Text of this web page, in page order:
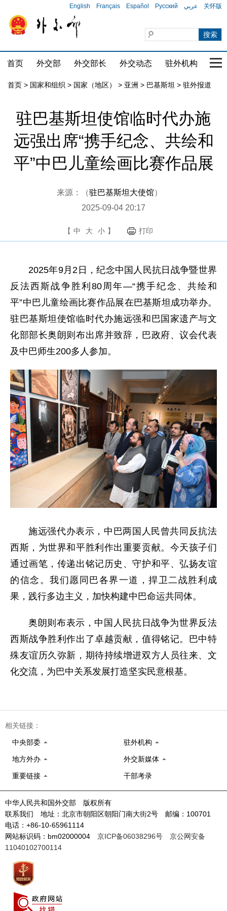
English Français Español Русский عربي 关怀版
首页 外交部 外交部长 外交动态 驻外机构 国
首页 > 国家和组织 > 国家（地区） > 亚洲 > 巴基斯坦 > 驻外报道
驻巴基斯坦使馆临时代办施
远强出席“携手纪念、共绘和
平”中巴儿童绘画比赛作品展
来源：（驻巴基斯坦大使馆）
2025-09-04 20:17
【 中 大 小 】 打印
2025年9月2日，纪念中国人民抗日战争暨世界
反法西斯战争胜利80周年—“携手纪念、共绘和
平”中巴儿童绘画比赛作品展在巴基斯坦成功举办。
驻巴基斯坦使馆临时代办施远强和巴国家遗产与文
化部部长奥朗则布出席并致辞，巴政府、议会代表
及中巴师生200多人参加。
施远强代办表示，中巴两国人民曾共同反抗法
西斯，为世界和平胜利作出重要贡献。今天孩子们
通过画笔，传递出铭记历史、守护和平、弘扬友谊
的信念。我们愿同巴各界一道，捍卫二战胜利成
果，践行多边主义，加快构建中巴命运共同体。
奥朗则布表示，中国人民抗日战争为世界反法
西斯战争胜利作出了卓越贡献，值得铭记。巴中特
殊友谊历久弥新，期待持续增进双方人员往来、文
化交流，为巴中关系发展打造坚实民意根基。
相关链接：
中央部委 驻外机构
地方外办 外交新媒体
重要链接 干部考录
中华人民共和国外交部 版权所有
联系我们 地址：北京市朝阳区朝阳门南大街2号 邮编：100701
电话：+86-10-65961114
网站标识码：bm02000004 京ICP备06038296号
京公网安备
11040102700114